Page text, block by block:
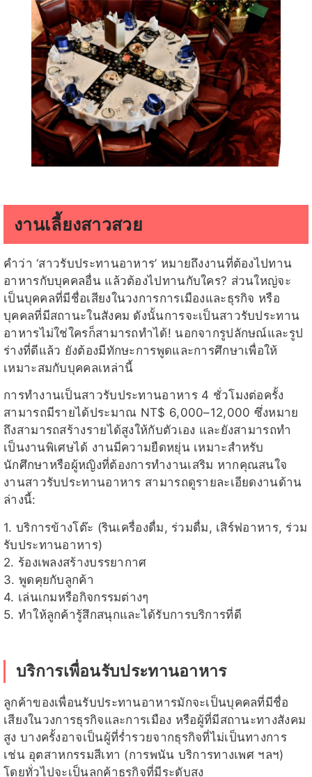
งานเลี้ยงสาวสวย
คำว่า ‘สาวรับประทานอาหาร’ หมายถึงงานที่ต้องไปทาน
อาหารกับบุคคลอื่น แล้วต้องไปทานกับใคร? ส่วนใหญ่จะ
เป็นบุคคลที่มีชื่อเสียงในวงการการเมืองและธุรกิจ หรือ
บุคคลที่มีสถานะในสังคม ดังนั้นการจะเป็นสาวรับประทาน
อาหารไม่ใช่ใครก็สามารถทำได้! นอกจากรูปลักษณ์และรูป
ร่างที่ดีแล้ว ยังต้องมีทักษะการพูดและการศึกษาเพื่อให้
เหมาะสมกับบุคคลเหล่านี้
การทำงานเป็นสาวรับประทานอาหาร 4 ชั่วโมงต่อครั้ง
สามารถมีรายได้ประมาณ NT$ 6,000–12,000 ซึ่งหมาย
ถึงสามารถสร้างรายได้สูงให้กับตัวเอง และยังสามารถทำ
เป็นงานพิเศษได้ งานมีความยืดหยุ่น เหมาะสำหรับ
นักศึกษาหรือผู้หญิงที่ต้องการทำงานเสริม หากคุณสนใจ
งานสาวรับประทานอาหาร สามารถดูรายละเอียดงานด้าน
ล่างนี้:
1. บริการข้างโต๊ะ (รินเครื่องดื่ม, ร่วมดื่ม, เสิร์ฟอาหาร, ร่วม
รับประทานอาหาร)
2. ร้องเพลงสร้างบรรยากาศ
3. พูดคุยกับลูกค้า
4. เล่นเกมหรือกิจกรรมต่างๆ
5. ทำให้ลูกค้ารู้สึกสนุกและได้รับการบริการที่ดี
บริการเพื่อนรับประทานอาหาร
ลูกค้าของเพื่อนรับประทานอาหารมักจะเป็นบุคคลที่มีชื่อ
เสียงในวงการธุรกิจและการเมือง หรือผู้ที่มีสถานะทางสังคม
สูง บางครั้งอาจเป็นผู้ที่ร่ำรวยจากธุรกิจที่ไม่เป็นทางการ
เช่น อุตสาหกรรมสีเทา (การพนัน บริการทางเพศ ฯลฯ)
โดยทั่วไปจะเป็นลูกค้าธุรกิจที่มีระดับสูง